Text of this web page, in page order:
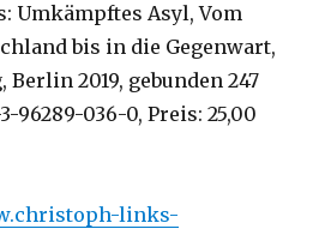
Umkämpftes Asyl, Vom
bis in die Gegenwart,
2019, gebunden 247
96289-036-0, Preis: 25,00
links-